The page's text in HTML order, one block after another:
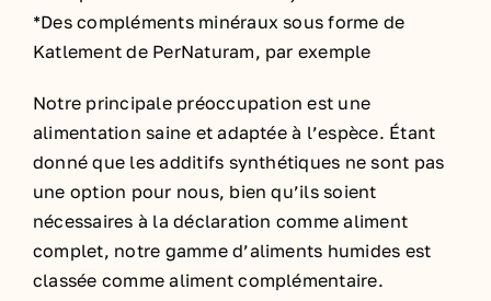
*Des compléments minéraux sous forme de
Katlement de PerNaturam, par exemple
Notre principale préoccupation est une
alimentation saine et adaptée à l’espèce. Étant
donné que les additifs synthétiques ne sont pas
une option pour nous, bien qu’ils soient
nécessaires à la déclaration comme aliment
complet, notre gamme d’aliments humides est
classée comme aliment complémentaire.